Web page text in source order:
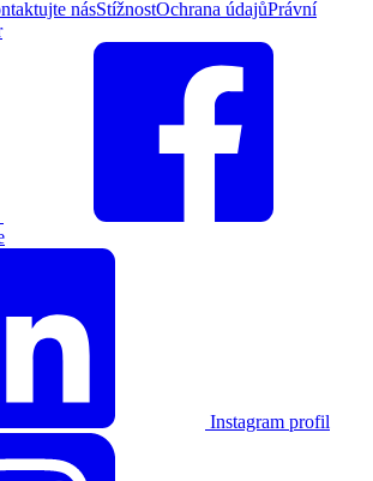
násStížnostOchrana údajůPrávní
Instagram profil